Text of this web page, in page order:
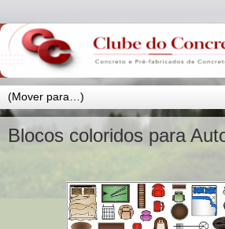
Blocos coloridos para